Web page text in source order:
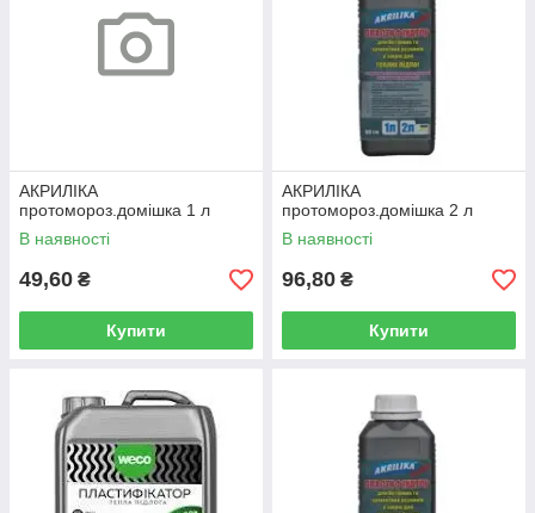
АКРИЛІКА
протомороз.домішка 1 л
В наявності
49,60 ₴
Купити
АКРИЛІКА
протомороз.домішка 2 л
В наявності
96,80 ₴
Купити